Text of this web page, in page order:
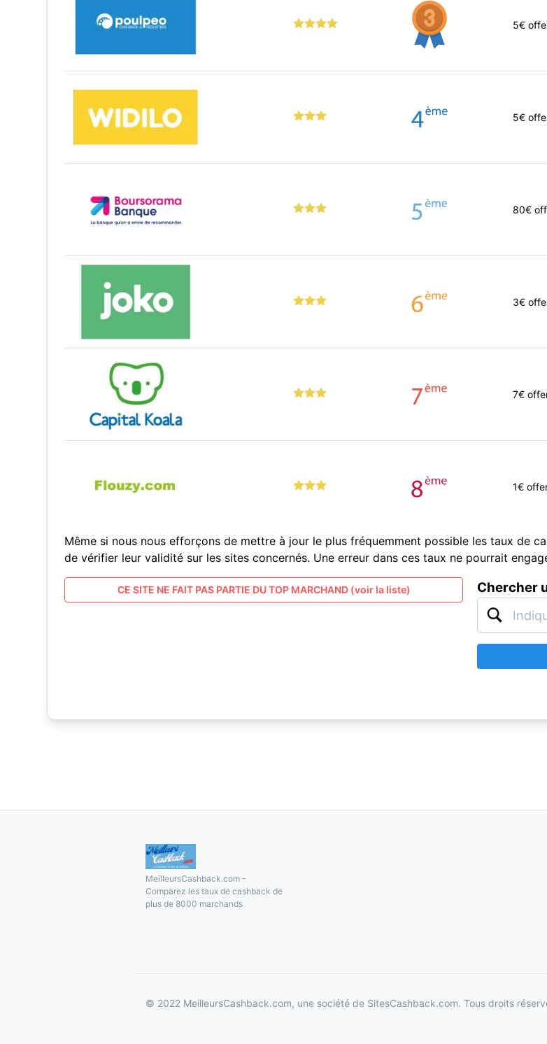
5€
5€
80€
3€
7€
1€
Même si nous nous efforçons de mettre à jour le plus fréquemment possible les taux de
de vérifier leur validité sur les sites concernés. Une erreur dans ces taux ne pourrait
CE SITE NE FAIT PAS PARTIE DU TOP MARCHAND (voir la liste) Chercher
MeilleursCashback.com -
Comparez les taux de cashback de
plus de 8000 marchands
© 2022 MeilleursCashback.com, une société de SitesCashback.com. Tous droits